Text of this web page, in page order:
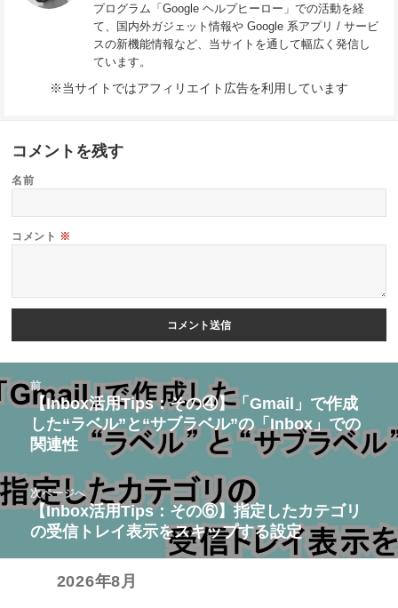
プログラム「Google ヘルプヒーロー」での活動を経
て、国内外ガジェット情報や Google 系アプリ / サービ
スの新機能情報など、当サイトを通して幅広く発信し
ています。
※当サイトではアフィリエイト広告を利用しています
コメントを残す
名前
コメント ※
投
稿
ゲ
ー
前
前
の
投
稿:
【Inbox活用Tips：その④】「Gmail」で作成
した“ラベル”と“サブラベル”の「Inbox」での
関連性
次ページへ
次
の
投
【Inbox活用Tips：その⑥】指定したカテゴリ
の受信トレイ表示をスキップする設定
2026年8月